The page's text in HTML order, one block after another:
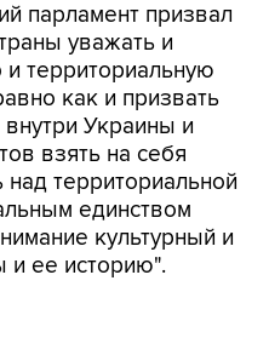
парламент призвал
уважать и
территориальную
как и призвать
Украины и
взять на себя
над территориальной
единством
культурный и
и ее историю".